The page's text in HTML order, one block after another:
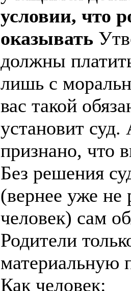
условии, что
оказывать
должны
лишь с
вас такой
установит суд.
признано, что
Без решения
(вернее уже не
человек) сам
Родители
материальную
Как человек: